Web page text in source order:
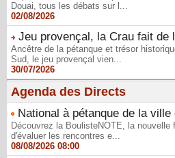
Douai, tous les débats sur l...
02/08/2026
Jeu provençal, la Crau fait de
Ancêtre de la pétanque et trésor
Sud, le jeu provençal vien...
30/07/2026
Agenda des Directs
National à pétanque de la
Découvrez la BoulisteNOTE, la
d'évaluer les rencontres e...
08/08/2026 08:00